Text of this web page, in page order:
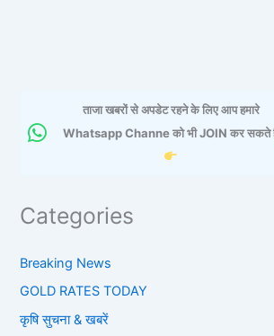
ताजा खबरों से अपडेट रहने के लिए आप हमारे
Whatsapp Channe को भी JOIN कर सकते
Categories
Breaking News
GOLD RATES TODAY
कृषि सुचना & खबरें